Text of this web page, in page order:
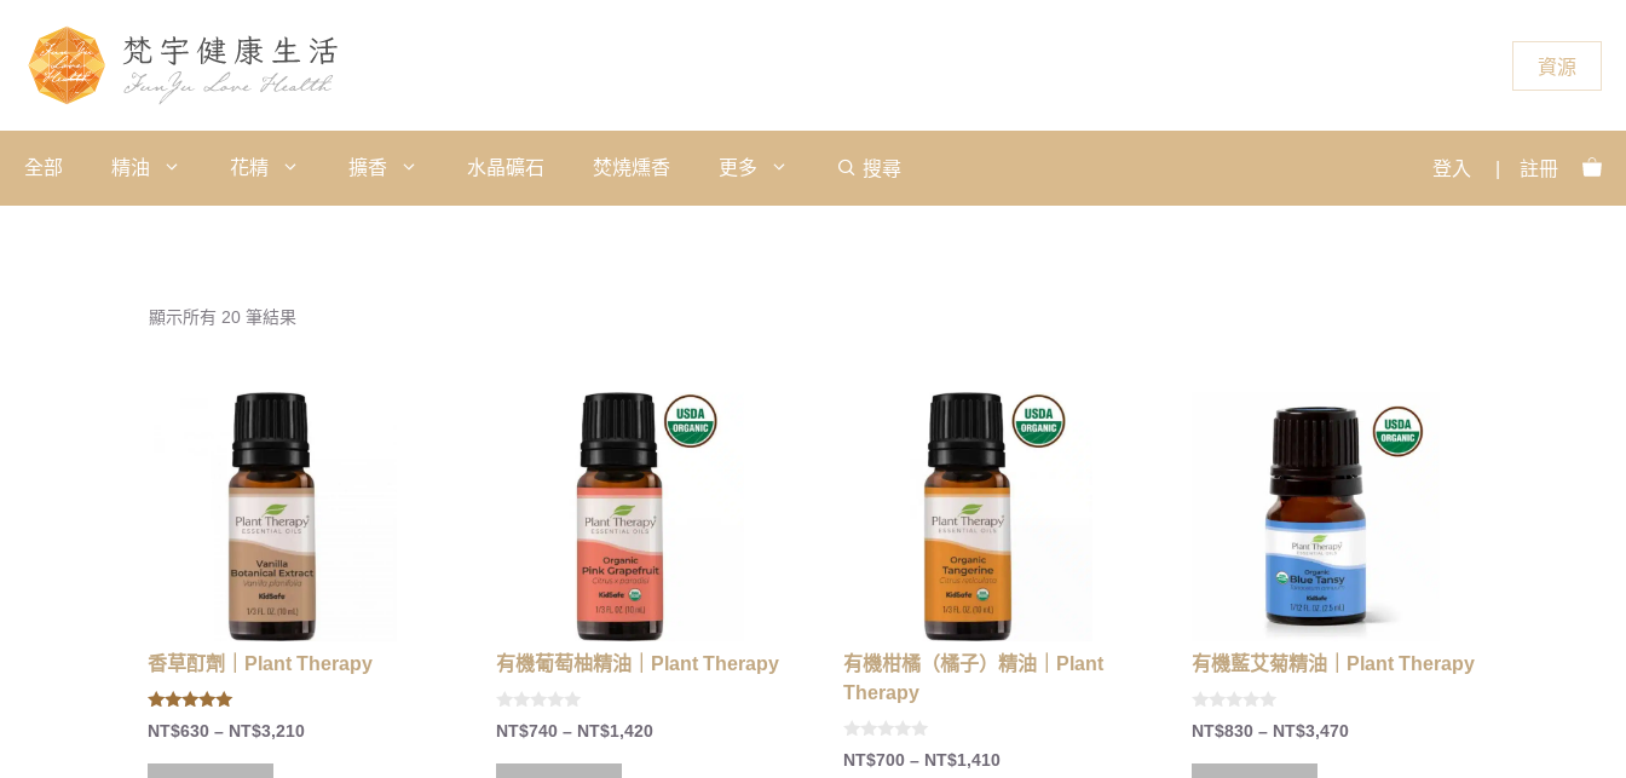
資源
全部 精油 花精 擴香 水晶礦石 焚燒燻香 更多 搜尋 登入 註冊
顯示所有 20 筆結果
香草酊劑｜Plant Therapy
4.86
out of 5
NT$630 – NT$3,210
有機葡萄柚精油｜Plant Therapy
0
oNT$740 – NT$1,420
有機柑橘（橘子）精油｜Plant
Therapy
0
oNT$700 – NT$1,410
有機藍艾菊精油｜Plant Therapy
0
oNT$830 – NT$3,470